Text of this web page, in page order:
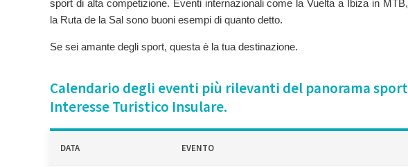
sport di alta competizione. Eventi internazionali come la Vuelta a Ibiza in
la Ruta de la Sal sono buoni esempi di quanto detto.
Se sei amante degli sport, questa è la tua destinazione.
Calendario degli eventi più rilevanti del panorama
Interesse Turistico Insulare.
DATA EVENTO